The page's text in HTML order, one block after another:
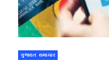
ગુજરાત સમાચાર